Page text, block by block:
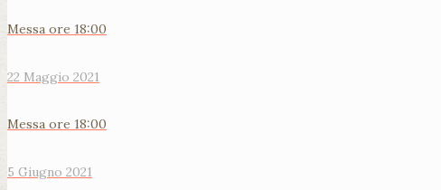
Messa ore 18:00
22 Maggio 2021
Messa ore 18:00
5 Giugno 2021